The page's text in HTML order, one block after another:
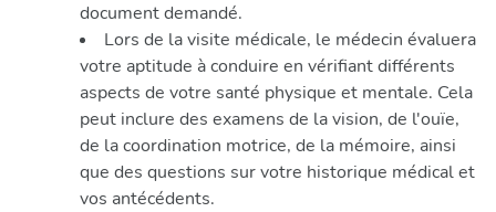
document demandé.
Lors de la visite médicale, le médecin évaluera
votre aptitude à conduire en vérifiant différents
aspects de votre santé physique et mentale. Cela
peut inclure des examens de la vision, de l'ouïe,
de la coordination motrice, de la mémoire, ainsi
que des questions sur votre historique médical et
vos antécédents.